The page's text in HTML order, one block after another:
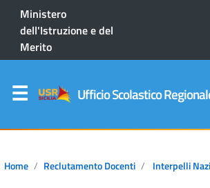
Ministero
dell'Istruzione e del
Merito
Ufficio Scolastico
Home Reclutamento Docenti Interpelli